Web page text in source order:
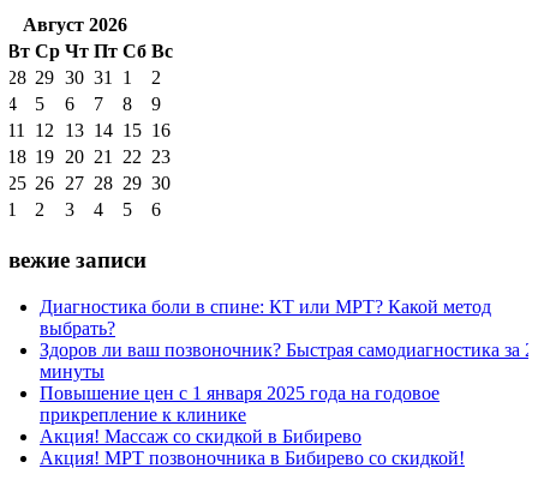
Август 2026
Вт Ср Чт Пт Сб Вс
28 29 30 31 1
2
4
5 6 7 8
9
11
12 13 14 15 16
18 19 20 21 22 23
25 26 27 28 29 30
1
2 3 4 5 6
записи
Диагностика боли в спине: КТ или МРТ? Какой метод
выбрать?
Здоров ли ваш позвоночник? Быстрая самодиагностика за 2
минуты
Повышение цен с 1 января 2025 года на годовое
прикрепление к клинике
Акция! Массаж со скидкой в Бибирево
Акция! МРТ позвоночника в Бибирево со скидкой!